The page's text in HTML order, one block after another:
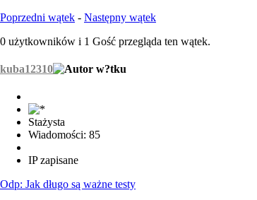
Poprzedni wątek - Następny wątek
0 użytkowników i 1 Gość przegląda ten wątek.
kuba12310
Stażysta
Wiadomości: 85
IP zapisane
Odp: Jak długo są ważne testy